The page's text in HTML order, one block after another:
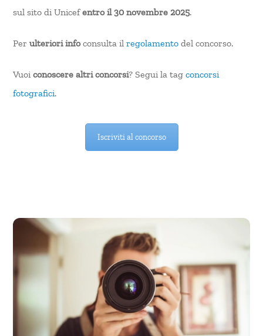
sul sito di Unicefentro il 30 novembre 2025.
Perulteriori infoconsulta ilregolamento del concorso.
Vuoiconoscere altri concorsi? Segui la tagconcorsi
fotografici.
Iscriviti al concorso